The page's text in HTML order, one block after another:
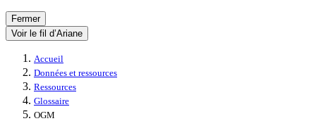
Fermer
Voir le fil d’Ariane
Accueil
Données et ressources
Ressources
Glossaire
OGM